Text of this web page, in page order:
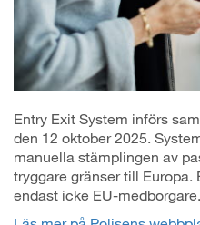
Entry Exit System införs
den 12 oktober 2025.
manuella stämplingen av
tryggare gränser till
endast icke EU-medborgare.